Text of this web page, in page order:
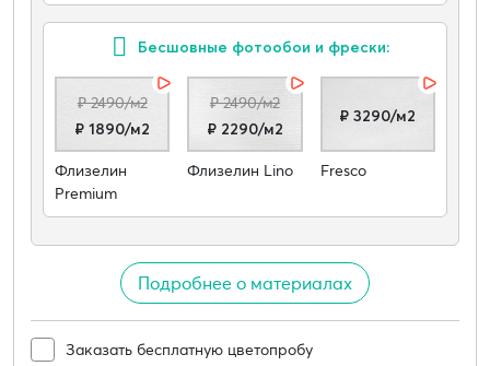
Бесшовные фотообои и фрески:
₽ 2490/м2
₽ 1890/м2
Флизелин
Premium
₽ 2490/м2
₽ 2290/м2
Флизелин Lino
₽ 3290/м2
Fresco
Подробнее о материалах
Заказать бесплатную цветопробу